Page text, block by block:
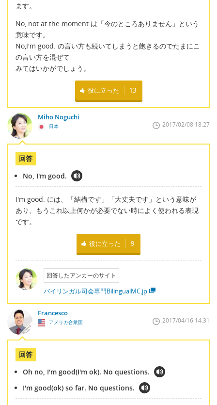
ます。
No, not at the moment.は「今のところありません」という
意味です。
No,I'm good. の言い方も続いてしまうと飽きるのでたまにこ
の言い方を混ぜて
みてはいかがでしょう。
役に立った 13
Miho Noguchi
日本 2017/02/08 18:27
回答
No, I'm good.
I'm good. には、「結構です」「大丈夫です」という意味が
あり、もうこれ以上何かが必要でない時によく使われる表現
です。
役に立った 9
回答したアンカーのサイト
バイリンガル司会専門BilingualMC.jp
Francesco
アメリカ合衆国 2017/04/16 14:31
回答
Oh no, I'm good(I'm ok). No questions.
I'm good(ok) so far. No questions.